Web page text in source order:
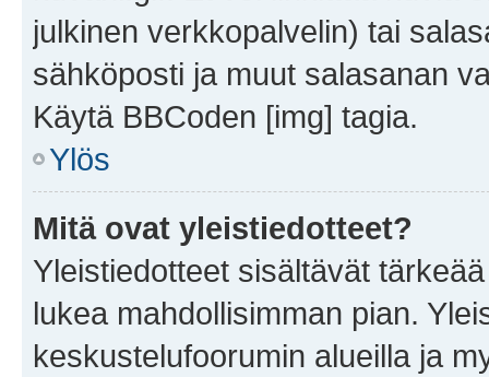
julkinen verkkopalvelin) tai
sähköposti ja muut salasanan
Käytä BBCoden [img] tagia.
Ylös
Mitä ovat yleistiedotteet?
Yleistiedotteet sisältävät
lukea mahdollisimman pian.
keskustelufoorumin alueilla ja